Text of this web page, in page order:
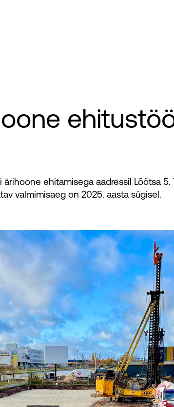
ehitamisega aadressil Lõõtsa 5.
valmimisaeg on 2025. aasta sügisel.